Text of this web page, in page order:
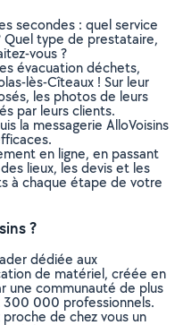
secondes : quel service
Quel type de prestataire,
vous ?
évacuation déchets,
lès-Cîteaux ! Sur leur
les photos de leurs
par leurs clients.
la messagerie AlloVoisins
en ligne, en passant
lieux, les devis et les
à chaque étape de votre
?
dédiée aux
de matériel, créée en
une communauté de plus
000 professionnels.
de chez vous un